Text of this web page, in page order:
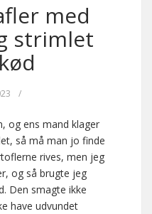
med
strimlet
/
og ens mand klager
så må man jo finde
rives, men jeg
og så brugte jeg
Den smagte ikke
have udvundet